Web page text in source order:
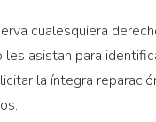
cualesquiera
les asistan para
la íntegra